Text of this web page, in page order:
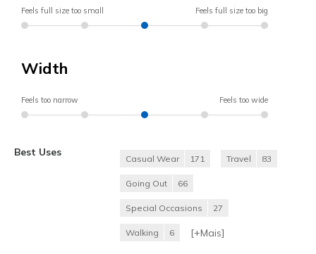
Feels full size too small Feels full size too big
Width
Feels too narrow Feels too wide
Best Uses
Casual Wear 171 Travel 83
Going Out 66
Special Occasions 27
Walking 6 [+Mais]